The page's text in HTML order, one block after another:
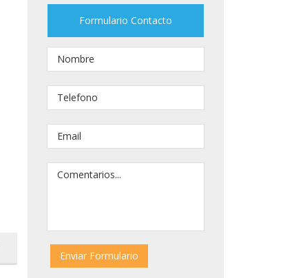
Formulario Contacto